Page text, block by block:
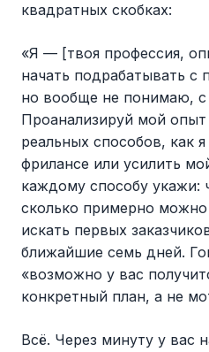
квадратных скобках:
«Я — [твоя профессия,
начать подрабатывать
но вообще не понимаю, с
Проанализируй мой
реальных способов, как
фрилансе или усилить
каждому способу укажи:
сколько примерно можно
искать первых
ближайшие семь дней.
«возможно у вас
конкретный план, а не
Всё. Через минуту у вас